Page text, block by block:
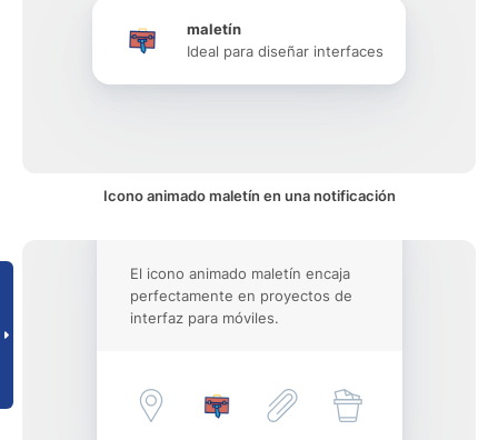
maletín
Ideal para diseñar interfaces
Icono animado maletín en una notificación
El icono animado maletín encaja
perfectamente en proyectos de
interfaz para móviles.